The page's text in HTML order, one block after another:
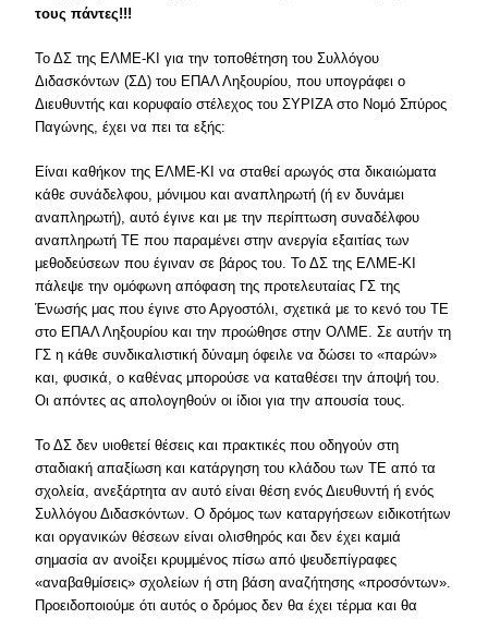
τους πάντες!!!
Το ΔΣ της ΕΛΜΕ-ΚΙ για την τοποθέτηση του Συλλόγου
Διδασκόντων (ΣΔ) του ΕΠΑΛ Ληξουρίου, που υπογράφει ο
Διευθυντής και κορυφαίο στέλεχος του ΣΥΡΙΖΑ στο Νομό Σπύρος
Παγώνης, έχει να πει τα εξής:
Είναι καθήκον της ΕΛΜΕ-ΚΙ να σταθεί αρωγός στα δικαιώματα
κάθε συνάδελφου, μόνιμου και αναπληρωτή (ή εν δυνάμει
αναπληρωτή), αυτό έγινε και με την περίπτωση συναδέλφου
αναπληρωτή ΤΕ που παραμένει στην ανεργία εξαιτίας των
μεθοδεύσεων που έγιναν σε βάρος του. Το ΔΣ της ΕΛΜΕ-ΚΙ
πάλεψε την ομόφωνη απόφαση της προτελευταίας ΓΣ της
Ένωσής μας που έγινε στο Αργοστόλι, σχετικά με το κενό του ΤΕ
στο ΕΠΑΛ Ληξουρίου και την προώθησε στην ΟΛΜΕ. Σε αυτήν τη
ΓΣ η κάθε συνδικαλιστική δύναμη όφειλε να δώσει το «παρών»
και, φυσικά, ο καθένας μπορούσε να καταθέσει την άποψή του.
Οι απόντες ας απολογηθούν οι ίδιοι για την απουσία τους.
Το ΔΣ δεν υιοθετεί θέσεις και πρακτικές που οδηγούν στη
σταδιακή απαξίωση και κατάργηση του κλάδου των ΤΕ από τα
σχολεία, ανεξάρτητα αν αυτό είναι θέση ενός Διευθυντή ή ενός
Συλλόγου Διδασκόντων. Ο δρόμος των καταργήσεων ειδικοτήτων
και οργανικών θέσεων είναι ολισθηρός και δεν έχει καμιά
σημασία αν ανοίξει κρυμμένος πίσω από ψευδεπίγραφες
«αναβαθμίσεις» σχολείων ή στη βάση αναζήτησης «προσόντων».
Προειδοποιούμε ότι αυτός ο δρόμος δεν θα έχει τέρμα και θα